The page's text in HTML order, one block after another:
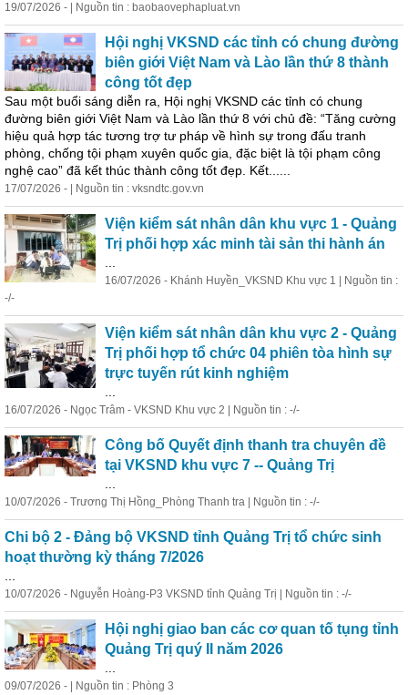
19/07/2026 - | Nguồn tin : baobaovephapluat.vn
Hội nghị VKSND các tỉnh có chung đường
biên giới Việt Nam và Lào lần thứ 8 thành
công tốt đẹp
Sau một buổi sáng diễn ra, Hội nghị VKSND các tỉnh có chung
đường biên giới Việt Nam và Lào lần thứ 8 với chủ đề: “Tăng cường
hiệu quả hợp tác tương trợ tư pháp về hình sự trong đấu tranh
phòng, chống tội phạm xuyên quốc gia, đặc biệt là tội phạm công
nghệ cao” đã kết thúc thành công tốt đẹp. Kết......
17/07/2026 - | Nguồn tin : vksndtc.gov.vn
Viện kiểm sát nhân dân khu vực 1 - Quảng
Trị phối hợp xác minh tài sản thi hành án
16/07/2026 - Khánh Huyền_VKSND Khu vực 1 | Nguồn tin :
-/-
Viện kiểm sát nhân dân khu vực 2 - Quảng
Trị phối hợp tổ chức 04 phiên tòa hình sự
trực tuyến rút kinh nghiệm
16/07/2026 - Ngọc Trâm - VKSND Khu vực 2 | Nguồn tin : -/-
Công bố Quyết định thanh tra chuyên đề
tại VKSND khu vực 7 -- Quảng Trị
10/07/2026 - Trương Thị Hồng_Phòng Thanh tra | Nguồn tin : -/-
Chi bộ 2 - Đảng bộ VKSND tỉnh Quảng Trị tổ chức sinh
hoạt thường kỳ tháng 7/2026
10/07/2026 - Nguyễn Hoàng-P3 VKSND tỉnh Quảng Trị | Nguồn tin : -/-
Hội nghị giao ban các cơ quan tố tụng tỉnh
Quảng Trị quý II năm 2026
09/07/2026 - | Nguồn tin : Phòng 3